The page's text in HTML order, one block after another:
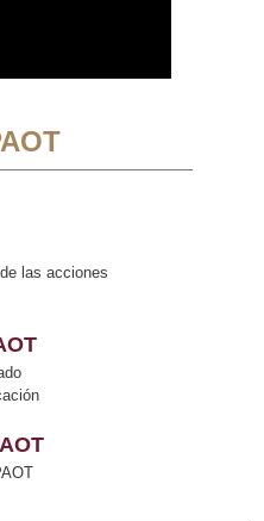
las acciones